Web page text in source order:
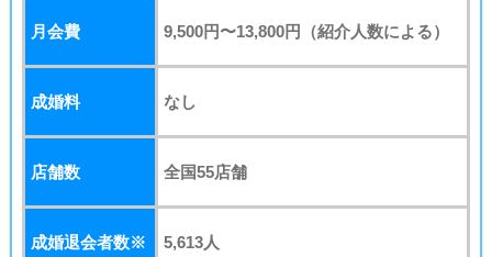
月会費 9,500円〜13,800円（紹介人数による）
成婚料 なし
店舗数 全国55店舗
成婚退会者数※ 5,613人